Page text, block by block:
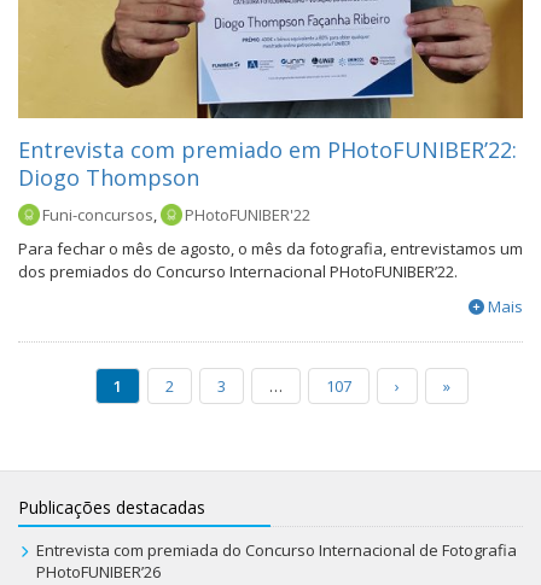
Entrevista com premiado em PHotoFUNIBER’22:
Diogo Thompson
Funi-concursos,
PHotoFUNIBER'22
Para fechar o mês de agosto, o mês da fotografia, entrevistamos um
dos premiados do Concurso Internacional PHotoFUNIBER’22.
Mais
1 2 3 … 107 › »
Publicações destacadas
Entrevista com premiada do Concurso Internacional de Fotografia
PHotoFUNIBER’26